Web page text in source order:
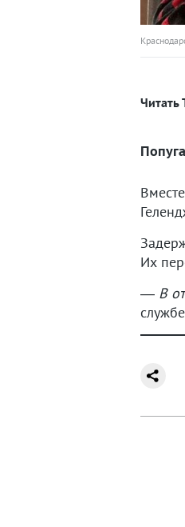
Читать
Их
— В